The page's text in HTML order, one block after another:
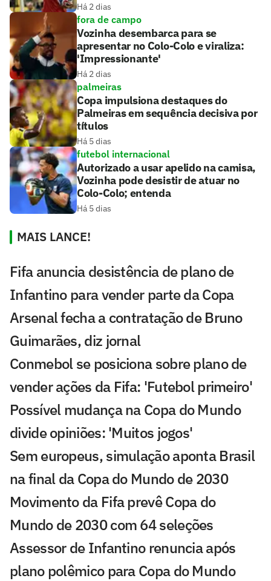
Há 2 dias
fora de campo
Vozinha desembarca para se
apresentar no Colo-Colo e viraliza:
'Impressionante'
Há 2 dias
palmeiras
Copa impulsiona destaques do
Palmeiras em sequência decisiva por
títulos
Há 5 dias
futebol internacional
Autorizado a usar apelido na camisa,
Vozinha pode desistir de atuar no
Colo-Colo; entenda
Há 5 dias
MAIS LANCE!
Fifa anuncia desistência de plano de
Infantino para vender parte da Copa
Arsenal fecha a contratação de Bruno
Guimarães, diz jornal
Conmebol se posiciona sobre plano de
vender ações da Fifa: 'Futebol primeiro'
Possível mudança na Copa do Mundo
divide opiniões: 'Muitos jogos'
Sem europeus, simulação aponta Brasil
na final da Copa do Mundo de 2030
Movimento da Fifa prevê Copa do
Mundo de 2030 com 64 seleções
Assessor de Infantino renuncia após
plano polêmico para Copa do Mundo